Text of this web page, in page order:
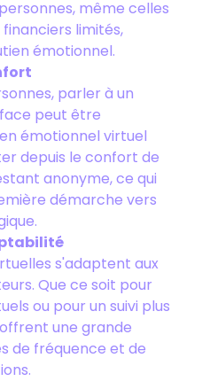
même celles
limités,
émotionnel.
parler à un
peut être
émotionnel virtuel
depuis le confort de
anonyme, ce qui
démarche vers
s'adaptent aux
Que ce soit pour
ou pour un suivi plus
une grande
de fréquence et de